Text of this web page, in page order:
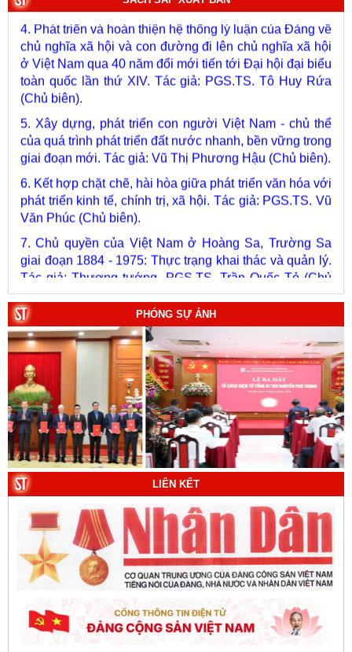
4. Phát triển và hoàn thiện hệ thống lý luận của Đảng về
chủ nghĩa xã hội và con đường đi lên chủ nghĩa xã hội
ở Việt Nam qua 40 năm đổi mới tiến tới Đại hội đại biểu
toàn quốc lần thứ XIV. Tác giả: PGS.TS. Tô Huy Rứa
(Chủ biên).
5. Xây dựng, phát triển con người Việt Nam - chủ thể
của quá trình phát triển đất nước nhanh, bền vững trong
giai đoạn mới. Tác giả: Vũ Thị Phương Hậu (Chủ biên).
6. Kết hợp chặt chẽ, hài hòa giữa phát triển văn hóa với
phát triển kinh tế, chính trị, xã hội. Tác giả: PGS.TS. Vũ
Văn Phúc (Chủ biên).
7. Chủ quyền của Việt Nam ở Hoàng Sa, Trường Sa
giai đoạn 1884 - 1975: Thực trạng khai thác và quản lý.
Tác giả: Thượng tướng, PGS.TS. Trần Quốc Tỏ (Chủ
biên).
8. Hà Nội - Thành phố Hồ Chí Minh: Dấu ấn lịch sử qua
từng khoảnh khắc (Song ngữ Việt - Anh). Tác giả: Tập
thể tác giả.
9. Đường Hồ Chí Minh trên biển - Bản hùng ca bất diệt
của dân tộc Việt Nam. Tác giả: TS. Vũ Trọng Hùng
(Viện Lịch sử Đảng).
10. Một vành đai, một con đường: Hành trình dài của
Trung Quốc đến năm 2049 (Sách tham khảo).Tác
giả: Michael H. Glantz, Robert J. Ross và Gavin G.
Daugherty (Đồng tác giả).
PHÓNG SỰ ẢNH
LIÊN KẾT